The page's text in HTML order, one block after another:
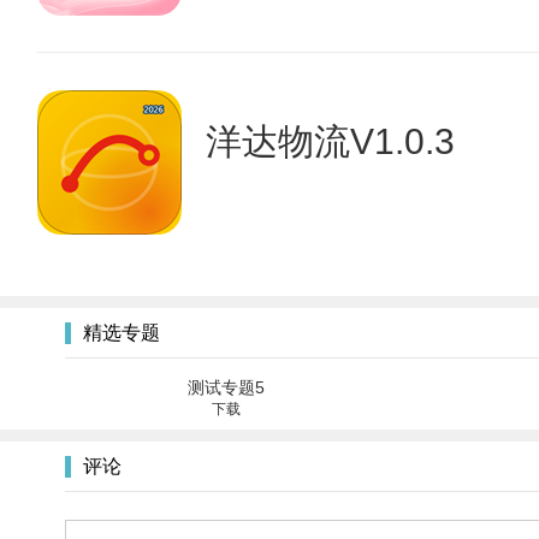
洋达物流V1.0.3
精选专题
测试专题5
下载
评论